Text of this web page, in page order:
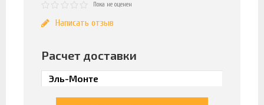
Пока не оценен
Написать отзыв
Расчет доставки